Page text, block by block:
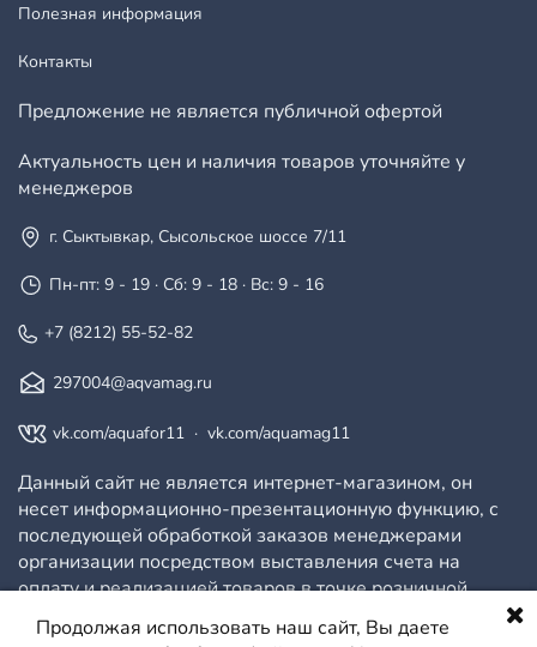
Полезная информация
Контакты
Предложение не является публичной офертой
Актуальность цен и наличия товаров уточняйте у
менеджеров
г. Сыктывкар, Сысольское шоссе 7/11
Пн-пт: 9 - 19 · Сб: 9 - 18 · Вс: 9 - 16
+7 (8212) 55-52-82
297004@aqvamag.ru
vk.com/aquafor11 · vk.com/aquamag11
Данный сайт не является интернет-магазином, он
несет информационно-презентационную функцию, с
последующей обработкой заказов менеджерами
организации посредством выставления счета на
оплату и реализацией товаров в точке розничной
продажи.
Продолжая использовать наш сайт, Вы даете